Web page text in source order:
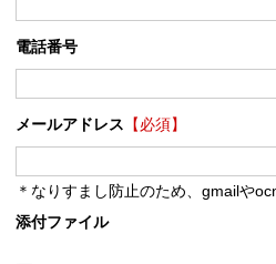
電話番号
メールアドレス 【必須】
＊なりすまし防止のため、gmailや
添付ファイル